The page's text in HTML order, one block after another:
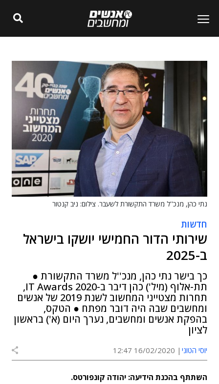
נתי כהן, מנכ''ל משרד התקשורת לשעבר. צילום: ניב קנטור
חדשות
שירותי הדור החמישי יושקו בישראל
ב-2025
כך בישר נתי כהן, מנכ''ל משרד התקשורת ●
תת-אלוף (מיל') כהן דיבר ב-IT Awards 2020,
תחרות מצטייני המחשוב לשנת 2019 של אנשים
ומחשבים שבה היה דובר מפתח ● הטקס,
בהפקת אנשים ומחשבים, נערך היום (א') בראשון
לציון
יוסי הטוני 16/02/2020 12:47
השתתף בהכנת הידיעה: יהודה קונפורטס.